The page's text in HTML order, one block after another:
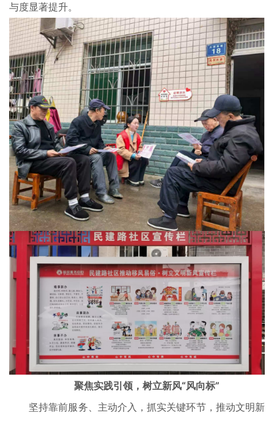
与度显著提升。
聚焦实践引领，树立新风“风向标”
坚持靠前服务、主动介入，抓实关键环节，推动文明新